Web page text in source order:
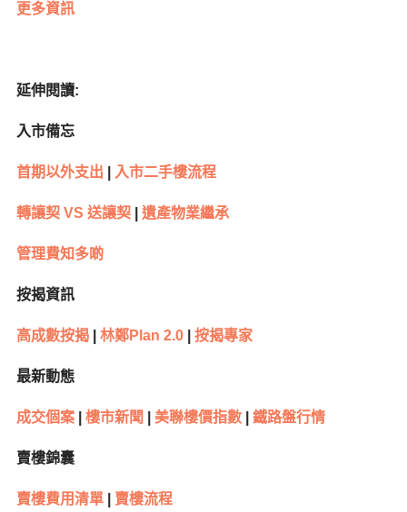
更多資訊
延伸閱讀:
入市備忘
首期以外支出 入市二手樓流程
轉讓契 VS 送讓契 遺產物業繼承
管理費知多啲
按揭資訊
高成數按揭| 林鄭Plan 2.0| 按揭專家
最新動態
成交個案| 樓市新聞 美聯樓價指數| 鐵路盤行情
賣樓錦囊
賣樓費用清單| 賣樓流程